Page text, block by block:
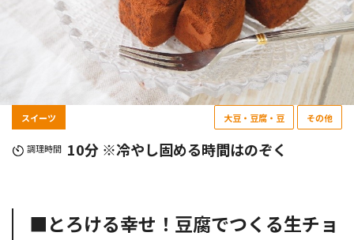
スイーツ 大豆・豆腐・豆 その他
調理時間 10分 ※冷やし固める時間はのぞく
■とろける幸せ！豆腐でつくる生チョ